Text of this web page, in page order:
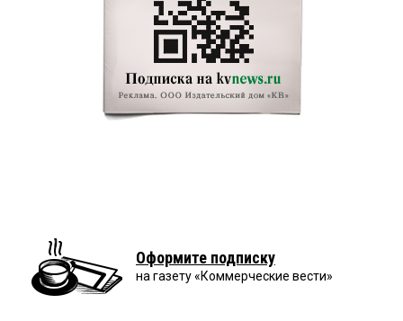
Оформите подписку
на газету «Коммерческие вести»